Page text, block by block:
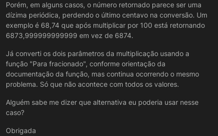
Porém, em alguns casos, o número retornado parece ser uma
dízima periódica, perdendo o último centavo na conversão. Um
exemplo é 68,74 que após multiplicar por 100 está retornando
6873,999999999999 em vez de 6874.
Já converti os dois parâmetros da multiplicação usando a
função "Para fracionado", conforme orientação da
documentação da função, mas continua ocorrendo o mesmo
problema. Só que não acontece com todos os valores.
Alguém sabe me dizer que alternativa eu poderia usar nesse
caso?
Obrigada